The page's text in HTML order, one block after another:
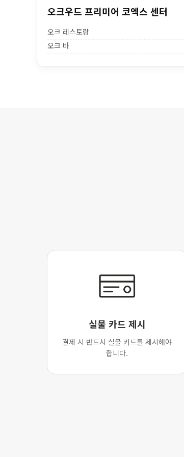
오크우드 프리미어 코엑스 센터
오크 레스토랑
오크 바
실물 카드 제시
결제 시 반드시 실물 카드를 제시해야
합니다.